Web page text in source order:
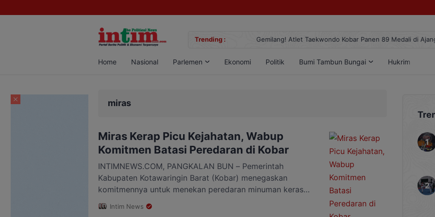
Trending :
Sabu di Pangkalan Bun, Dua Pelaku Diamankan Gemilang! Atlet Taekwondo Kobar Panen 89 Medali di Ajang
Home Nasional Parlemen Ekonomi Politik Bumi Tambun Bungai Hukrim
miras
Miras Kerap Picu Kejahatan, Wabup
Komitmen Batasi Peredaran di Kobar
INTIMNEWS.COM, PANGKALAN BUN – Pemerintah
Kabupaten Kotawaringin Barat (Kobar) menegaskan
komitmennya untuk menekan peredaran minuman keras
(miras) yang dinilai berdampak negatif terhadap
keamanan dan ketertiban masyarakat. Wakil Bupati Kobar,
Intim News